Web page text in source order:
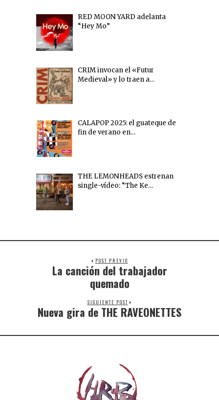
RED MOON YARD adelanta
“Hey Mo”
CRIM invocan el «Futur
Medieval» y lo traen a…
CALAPOP 2025: el guateque de
fin de verano en…
THE LEMONHEADS estrenan
single-vídeo: “The Ke…
POST PREVIO
La canción del trabajador
quemado
SIGUIENTE POST
Nueva gira de THE RAVEONETTES